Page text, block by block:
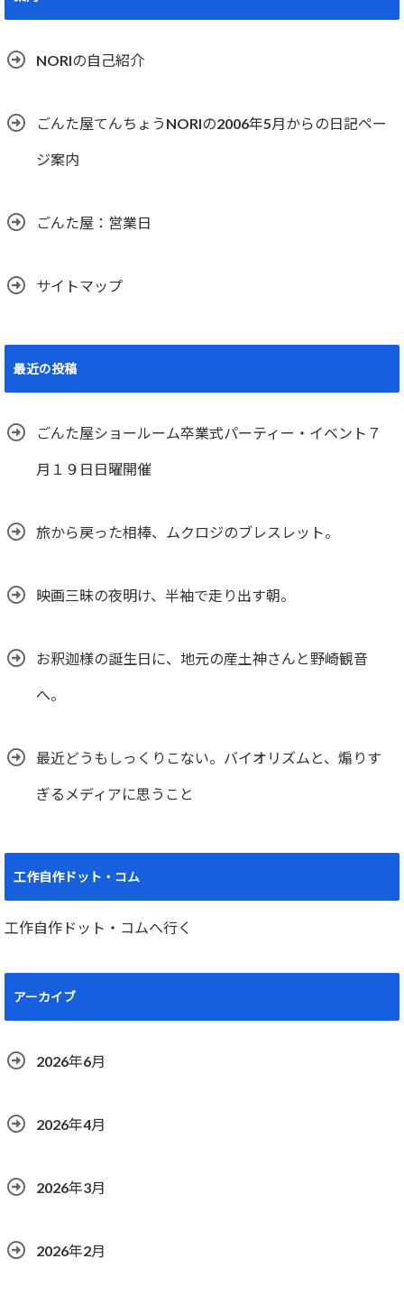
NORIの自己紹介
ごんた屋てんちょうNORIの2006年5月からの日記ペー
ジ案内
ごんた屋：営業日
サイトマップ
最近の投稿
ごんた屋ショールーム卒業式パーティー・イベント７
月１９日日曜開催
旅から戻った相棒、ムクロジのブレスレット。
映画三昧の夜明け、半袖で走り出す朝。
お釈迦様の誕生日に、地元の産土神さんと野崎観音
へ。
最近どうもしっくりこない。バイオリズムと、煽りす
ぎるメディアに思うこと
工作自作ドット・コム
工作自作ドット・コムへ行く
アーカイブ
2026年6月
2026年4月
2026年3月
2026年2月